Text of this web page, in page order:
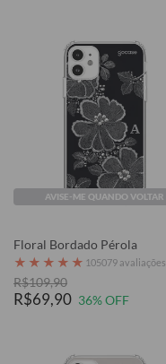
AVISE-ME QUANDO VOLTAR
Floral Bordado Pérola
★ ★ ★ ★ ★ 105079 avaliações
R$109,90
R$69,90 36% OFF